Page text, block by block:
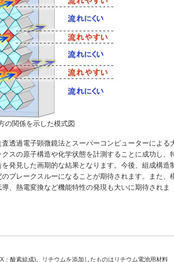
の関係を示した模式図
透過電子顕微鏡法とスーパーコンピューターによる
スの原子構造や化学状態を計測することに成功し、
発見した画期的な結果となります。今後、組成構造
ブレークスルーになることが期待されます。また、
、熱電変換など機能特性の発現も大いに期待されま
酸素組成)。リチウムを添加したものはリチウム電池用材料